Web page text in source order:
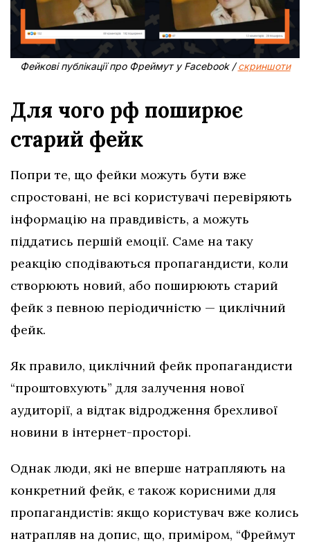
Фейкові публікації про Фреймут у Facebook /скриншоти
Для чого рф поширює
старий фейк
Попри те, що фейки можуть бути вже
спростовані, не всі користувачі перевіряють
інформацію на правдивість, а можуть
піддатись першій емоції. Саме на таку
реакцію сподіваються пропагандисти, коли
створюють новий, або поширюють старий
фейк з певною періодичністю — циклічний
фейк.
Як правило, циклічний фейк пропагандисти
“проштовхують” для залучення нової
аудиторії, а відтак відродження брехливої
новини в інтернет-просторі.
Однак люди, які не вперше натрапляють на
конкретний фейк, є також корисними для
пропагандистів: якщо користувач вже колись
натрапляв на допис, що, приміром, “Фреймут